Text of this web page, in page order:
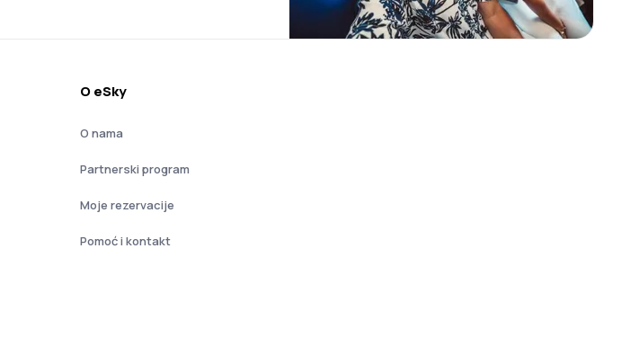
O eSky
O nama
Partnerski program
Moje rezervacije
Pomoć i kontakt